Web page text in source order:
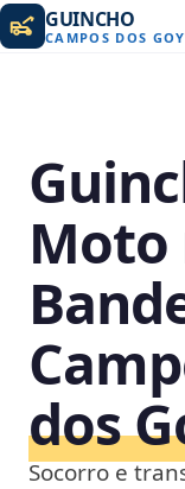
GUINCHO
CAMPOS DOS
Moto
dos
Socorro e